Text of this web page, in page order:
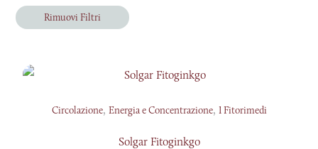
Rimuovi Filtri
Circolazione, Energia e Concentrazione, I Fitorimedi
Solgar Fitoginkgo